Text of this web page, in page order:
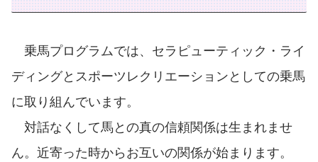
乗馬プログラムでは、セラピューティック・ライ
ディングとスポーツレクリエーションとしての乗馬
に取り組んでいます。
対話なくして馬との真の信頼関係は生まれませ
ん。近寄った時からお互いの関係が始まります。